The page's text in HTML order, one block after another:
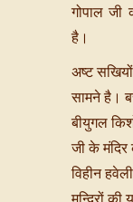
गोपाल जी
है।
अष्ट
सामने है।
बीयुगल
जी के मंदिर
विहीन
मन्दिरों